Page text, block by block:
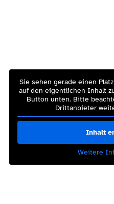
Sie sehen gerade einen
auf den eigentlichen Inhalt
Button unten. Bitte
Drittanbieter
Inhalt
Weitere